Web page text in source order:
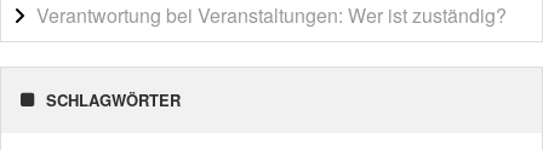
Verantwortung bei Veranstaltungen: Wer ist zuständig?
SCHLAGWÖRTER